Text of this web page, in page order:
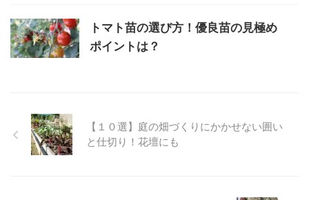
トマト苗の選び方！優良苗の見極め
ポイントは？
【１０選】庭の畑づくりにかかせない囲い
と仕切り！花壇にも